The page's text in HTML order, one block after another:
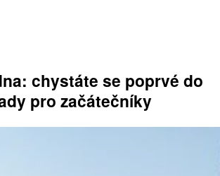
chystáte se poprvé do
pro začátečníky